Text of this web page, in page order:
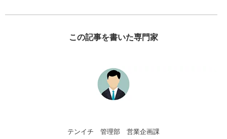
この記事を書いた専門家
テンイチ 管理部 営業企画課